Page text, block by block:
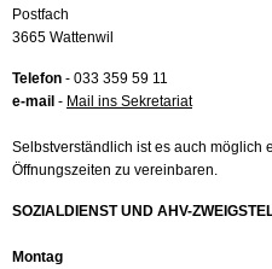
Postfach
3665 Wattenwil
Telefon - 033 359 59 11
e-mail - Mail ins Sekretariat
Selbstverständlich ist es auch möglich
Öffnungszeiten zu vereinbaren.
SOZIALDIENST UND AHV-
Montag